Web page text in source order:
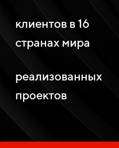
клиентов в 16
странах мира
реализованных
проектов